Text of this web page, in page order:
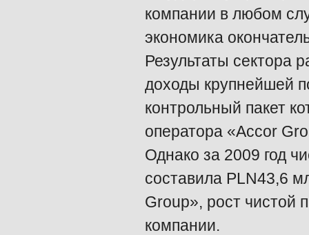
компании в любом
экономика
Результаты сектора
доходы крупнейшей
контрольный пакет
оператора «Accor
Однако за 2009 год
составила PLN43,6
Group», рост чистой
компании.